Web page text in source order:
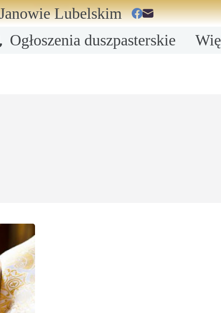
Aktualizacja: 03.08.2026
Lubelskim
Ogłoszenia duszpasterskie